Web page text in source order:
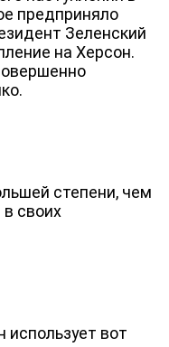
предприняло
Зеленский
на Херсон.
степени, чем
своих
использует вот